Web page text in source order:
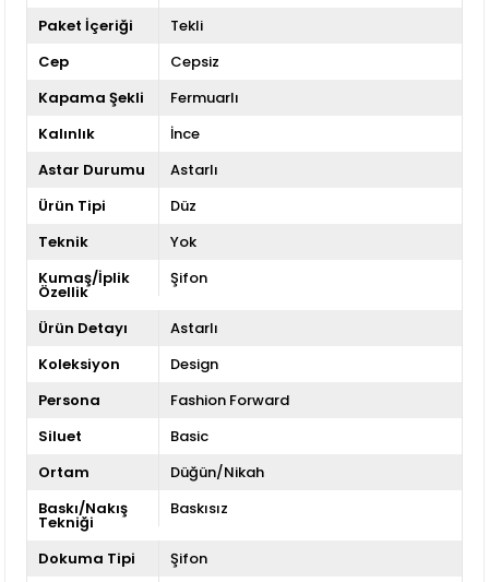
Paket İçeriği
Tekli
Cep
Cepsiz
Kapama Şekli
Fermuarlı
Kalınlık
İnce
Astar Durumu
Astarlı
Ürün Tipi
Düz
Teknik
Yok
Kumaş/İplik
Özellik
Şifon
Ürün Detayı
Astarlı
Koleksiyon
Design
Persona
Fashion Forward
Siluet
Basic
Ortam
Düğün/Nikah
Baskı/Nakış
Tekniği
Baskısız
Dokuma Tipi
Şifon